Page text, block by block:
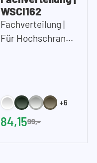
WSCI162
Fachverteilung |
Für Hochschrank
+6
84,1599,-